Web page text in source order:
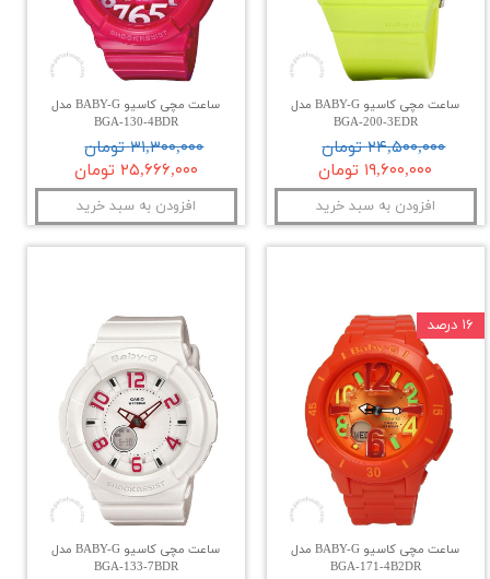
ساعت مچی کاسیو BABY-G مدل
BGA-200-3EDR
۲۴,۵۰۰,۰۰۰ تومان
۱۹,۶۰۰,۰۰۰ تومان
افزودن به سبد خرید
ساعت مچی کاسیو BABY-G مدل
BGA-130-4BDR
۳۱,۳۰۰,۰۰۰ تومان
۲۵,۶۶۶,۰۰۰ تومان
افزودن به سبد خرید
ساعت مچی کاسیو BABY-G مدل
BGA-171-4B2DR
۱۶ درصد
ساعت مچی کاسیو BABY-G مدل
BGA-133-7BDR